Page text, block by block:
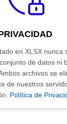
en XLSX nunca
de datos ni
archivos se
de nuestros
Política de